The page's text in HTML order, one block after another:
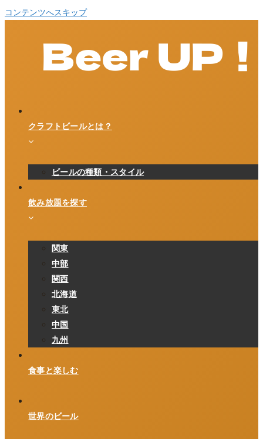
コンテンツへスキップ
クラフトビールとは？
ビールの種類・スタイル
飲み放題を探す
関東
中部
関西
北海道
東北
中国
九州
食事と楽しむ
世界のビール